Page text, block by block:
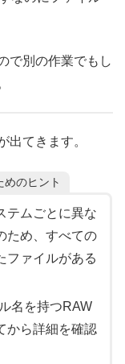
で別の作業でもし
出てきます。
のヒント
テムごとに異な
ため、すべての
ファイルがある
名を持つRAW
から詳細を確認